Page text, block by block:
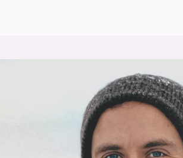
karriere